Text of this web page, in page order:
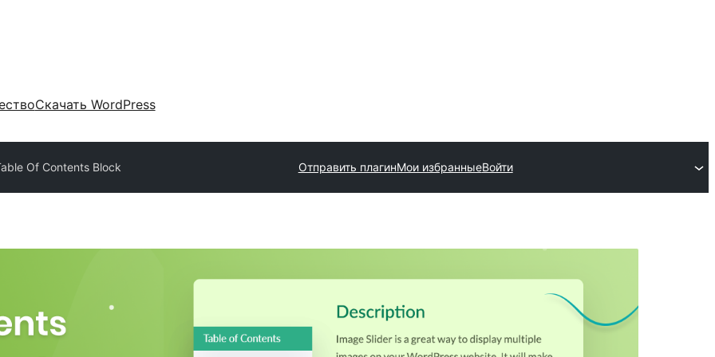
Скачать WordPress
Of Contents Block Отправить плагинМои избранныеВойти